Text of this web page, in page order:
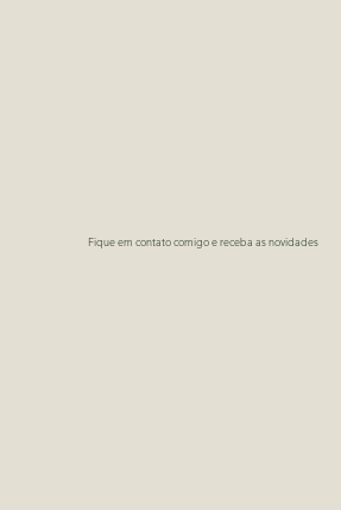
Fique em contato comigo e receba as novidades